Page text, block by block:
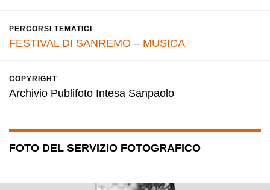
PERCORSI TEMATICI
FESTIVAL DI SANREMO – MUSICA
COPYRIGHT
Archivio Publifoto Intesa Sanpaolo
FOTO DEL SERVIZIO FOTOGRAFICO